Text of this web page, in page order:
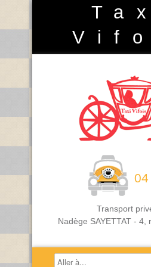
Transport
Nadège SAYETTAT - 4,